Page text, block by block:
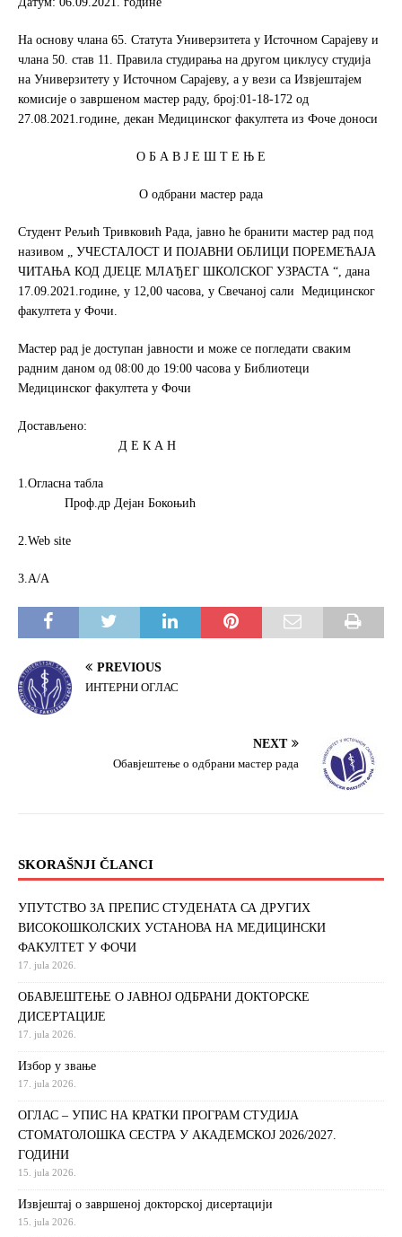
o
k
r
На основу члана 65. Статута Универзитета у Источном Сарајеву и
чланa 50. став 11. Правила студирања на другом циклусу студија
на Универзитету у Источном Сарајеву, а у вези са Извјештајем
комисије о завршеном мастер раду, број:01-18-172 од
27.08.2021.године, декан Медицинског факултета из Фоче доноси
О Б А В Ј Е Ш Т Е Њ Е
О одбрани мастер рада
Студент Рељић Тривковић Рада, јавно ће бранити мастер рад под
називом „ УЧЕСТАЛОСТ И ПОЈАВНИ ОБЛИЦИ ПОРЕМЕЋАЈА
ЧИТАЊА КОД ДЈЕЦЕ МЛАЂЕГ ШКОЛСКОГ УЗРАСТА “, дана
17.09.2021.године, у 12,00 часова, у Свечаној сали Медицинског
факултета у Фочи.
Мастер рад је доступан јавности и може се погледати сваким
радним даном од 08:00 до 19:00 часова у Библиотеци
Медицинског факултета у Фочи
Достављено:
Д Е К А Н
1.Огласна табла
Проф.др Дејан Бокоњић
2.Web site
3.А/А
PREVIOUS
ИНТЕРНИ ОГЛАС
NEXT
Обавјештење о одбрани мастер рада
SKORAŠNJI ČLANCI
УПУТСТВО ЗА ПРЕПИС СТУДЕНАТА СА ДРУГИХ
ВИСОКОШКОЛСКИХ УСТАНОВА НА МЕДИЦИНСКИ
ФАКУЛТЕТ У ФОЧИ
17. jula 2026.
ОБАВЈЕШТЕЊЕ О ЈАВНОЈ ОДБРАНИ ДОКТОРСКЕ
ДИСЕРТАЦИЈЕ
17. jula 2026.
Избор у звање
17. jula 2026.
ОГЛАС – УПИС НА КРАТКИ ПРОГРАМ СТУДИЈА
СТОМАТОЛОШКА СЕСТРА У АКАДЕМСКОЈ 2026/2027.
ГОДИНИ
15. jula 2026.
Извjeштaj o зaвршeнoj дoктoрскoj дисeртaциjи
15. jula 2026.